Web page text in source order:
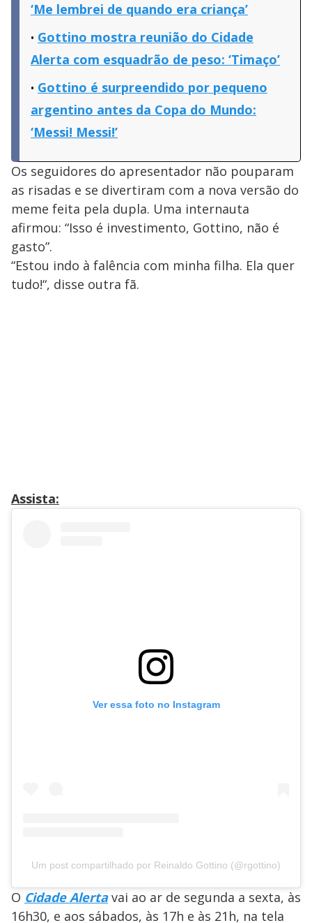
‘Me lembrei de quando era criança’
Gottino mostra reunião do Cidade
Alerta com esquadrão de peso: ‘Timaço’
Gottino é surpreendido por pequeno
argentino antes da Copa do Mundo:
‘Messi! Messi!’
Os seguidores do apresentador não pouparam
as risadas e se divertiram com a nova versão do
meme feita pela dupla. Uma internauta
afirmou: “Isso é investimento, Gottino, não é
gasto”.
“Estou indo à falência com minha filha. Ela quer
tudo!“, disse outra fã.
Assista:
Ver essa foto no Instagram
Um post compartilhado por Reinaldo Gottino (@rgottino)
O Cidade Alertavai ao ar de segunda a sexta, às
16h30, e aos sábados, às 17h e às 21h, na tela